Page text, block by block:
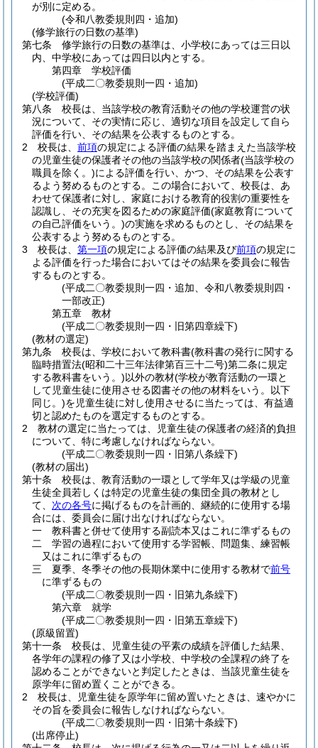
が別に定める。
(令和八教委規則四・追加)
(修学旅行の日数の基準)
第七条
修学旅行の日数の基準は、小学校にあっては三日以
内、中学校にあっては四日以内とする。
第四章
学校評価
(平成二〇教委規則一四・追加)
(学校評価)
第八条
校長は、当該学校の教育活動その他の学校運営の状
況について、その実情に応じ、適切な項目を設定して自ら
評価を行い、その結果を公表するものとする。
2
校長は、 前項の規定による評価の結果を踏まえた当該学校
の児童生徒の保護者その他の当該学校の関係者(当該学校の
職員を除く。)による評価を行い、かつ、その結果を公表す
るよう努めるものとする。
この場合において、校長は、あ
わせて保護者に対し、家庭における教育的役割の重要性を
認識し、その充実を図るための家庭評価(家庭教育について
の自己評価をいう。)の実施を求めるものとし、その結果を
公表するよう努めるものとする。
3
校長は、 第一項の規定による評価の結果及び前項の規定に
よる評価を行った場合においてはその結果を委員会に報告
するものとする。
(平成二〇教委規則一四・追加、令和八教委規則四・
一部改正)
第五章
教材
(平成二〇教委規則一四・旧第四章繰下)
(教材の選定)
第九条
校長は、学校において教科書(教科書の発行に関する
臨時措置法(昭和二十三年法律第百三十二号)第二条に規定
する教科書をいう。)以外の教材(学校が教育活動の一環と
して児童生徒に使用させる図書その他の材料をいう。以下
同じ。)を児童生徒に対し使用させるに当たっては、有益適
切と認めたものを選定するものとする。
2
教材の選定に当たっては、児童生徒の保護者の経済的負担
について、特に考慮しなければならない。
(平成二〇教委規則一四・旧第八条繰下)
(教材の届出)
第十条
校長は、教育活動の一環として学年又は学級の児童
生徒全員若しくは特定の児童生徒の集団全員の教材とし
て、 次の各号に掲げるものを計画的、継続的に使用する場
合には、委員会に届け出なければならない。
一
教科書と併せて使用する副読本又はこれに準ずるもの
二
学習の過程において使用する学習帳、問題集、練習帳
又はこれに準ずるもの
三
夏季、冬季その他の長期休業中に使用する教材で前号
に準ずるもの
(平成二〇教委規則一四・旧第九条繰下)
第六章
就学
(平成二〇教委規則一四・旧第五章繰下)
(原級留置)
第十一条
校長は、児童生徒の平素の成績を評価した結果、
各学年の課程の修了又は小学校、中学校の全課程の終了を
認めることができないと判定したときは、当該児童生徒を
原学年に留め置くことができる。
2
校長は、児童生徒を原学年に留め置いたときは、速やかに
その旨を委員会に報告しなければならない。
(平成二〇教委規則一四・旧第十条繰下)
(出席停止)